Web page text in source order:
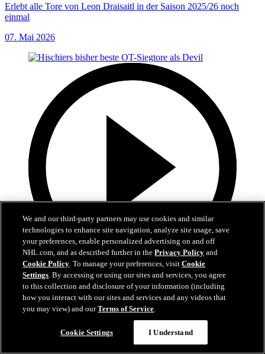
Erlebt alle Tore von Leon Draisaitl in der Saison 2025/26 noch
einmal
07. Mai 2026
5:34
Hischiers bisher beste OT-Siegtore als Devil
Hischiers entscheidende Momente bleiben in New Jersey
We and our third-party partners may use cookies and similar
technologies to enhance site navigation, analyze site usage, save
your preferences, enable personalized advertising on and off
NHL.com, and as described further in thePrivacy Policy and
Cookie Policy. To manage your preferences, visitCookie
Settings. By accessing or using our sites and services, you agree
to this collection and disclosure of your information (including
how you interact with our sites and services and any videos that
you may view) and ourTerms of Service.
Cookie Settings I Understand